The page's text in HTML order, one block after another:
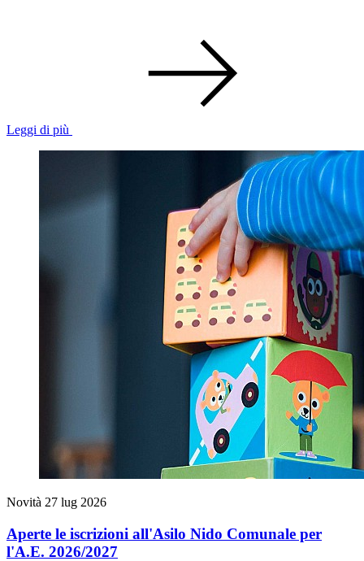
Leggi di più
Novità 27 lug 2026
Aperte le iscrizioni all'Asilo Nido Comunale per
l'A.E. 2026/2027